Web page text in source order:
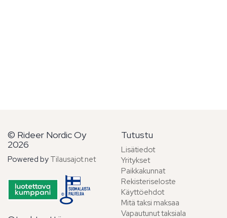
© Rideer Nordic Oy
2026
Powered by Tilausajot.net
Tutustu
Lisätiedot
Yritykset
Paikkakunnat
Rekisteriseloste
Käyttöehdot
Mitä taksi maksaa
Vapautunut taksiala